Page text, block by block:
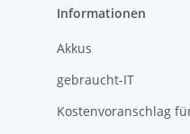
Informationen
Akkus
gebraucht-IT
Kostenvoranschlag